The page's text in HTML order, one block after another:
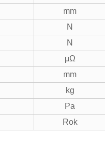
mm
N
N
μΩ
mm
kg
Pa
Rok